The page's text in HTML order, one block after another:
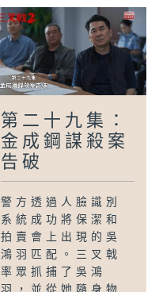
第二十九集：
金成鋼謀殺案
告破
警方透過人臉識別
系統成功將保潔和
拍賣會上出現的吳
鴻羽匹配。三叉戟
率眾抓捕了吳鴻